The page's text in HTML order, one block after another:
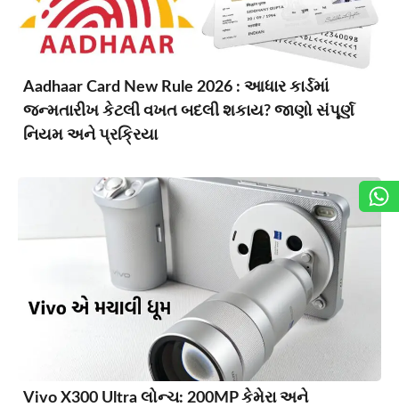
Aadhaar Card New Rule 2026 : આધાર કાર્ડમાં
જન્મતારીખ કેટલી વખત બદલી શકાય? જાણો સંપૂર્ણ
નિયમ અને પ્રક્રિયા
Vivo X300 Ultra લોન્ચ: 200MP કેમેરા અને